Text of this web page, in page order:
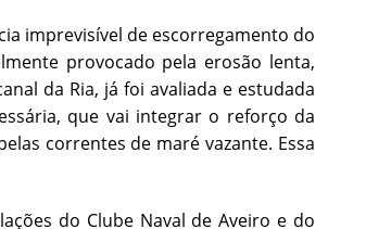
imprevisível de escorregamento do
provocado pela erosão lenta,
da Ria, já foi avaliada e estudada
que vai integrar o reforço da
correntes de maré vazante. Essa
do Clube Naval de Aveiro e do